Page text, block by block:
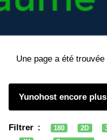
Une page a été
Yunohost encore
Filtrer : 180 2D